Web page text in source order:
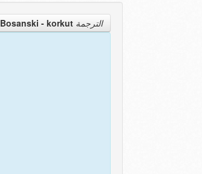
الترجمة Translation Bosanski - korkut